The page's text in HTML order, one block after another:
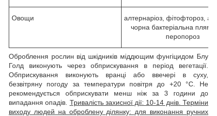
Овощи
алтернаріоз, фітофтороз,
чорна бактеріальна
перопороз
Оброблення рослин від шкідників міддющим фунгіцидом Блу
Голд виконують через обприскування в період вегетації.
Обприскування виконують вранці або ввечері в суху,
безвітряну погоду за температури повітря до +20 °C. Не
рекомендується обприскувати менш ніж за 3 години до
випадання опадів. Тривалість захисної дії: 10-14 днів. Терміни
виходу людей на оброблену ділянку: для виконання ручних